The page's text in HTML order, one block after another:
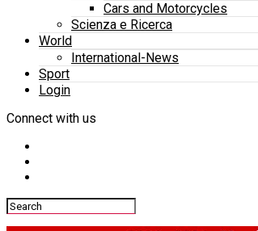
Cars and Motorcycles
Scienza e Ricerca
World
International-News
Sport
Login
Connect with us